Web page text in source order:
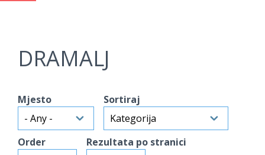
DRAMALJ
Mjesto Sortiraj
Order Rezultata po stranici